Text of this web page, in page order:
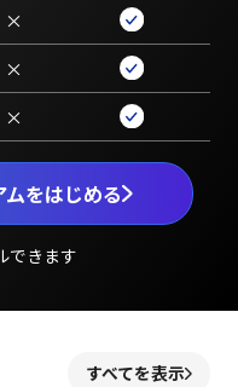
をはじめる
できます
×
×
×
すべてを表示